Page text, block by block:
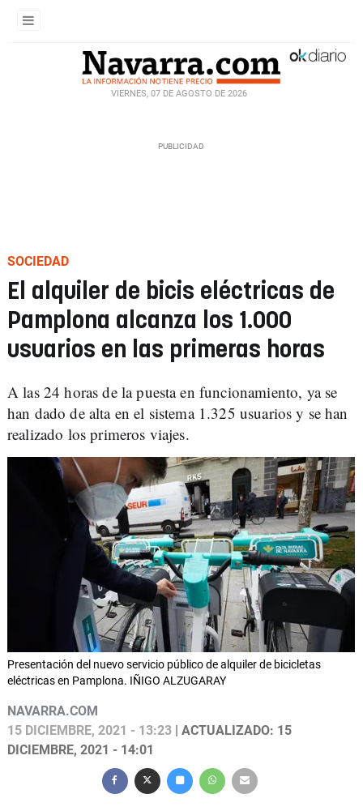
VIERNES, 07 DE AGOSTO DE 2026
SOCIEDAD
El alquiler de bicis eléctricas de
Pamplona alcanza los 1.000
usuarios en las primeras horas
A las 24 horas de la puesta en funcionamiento, ya se
han dado de alta en el sistema 1.325 usuarios y se han
realizado los primeros viajes.
Presentación del nuevo servicio público de alquiler de bicicletas
eléctricas en Pamplona. IÑIGO ALZUGARAY
NAVARRA.COM
15 DICIEMBRE, 2021 - 13:23 | ACTUALIZADO: 15
DICIEMBRE, 2021 - 14:01